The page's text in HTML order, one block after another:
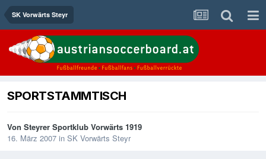
SK Vorwärts Steyr
SPORTSTAMMTISCH
Von Steyrer Sportklub Vorwärts 1919
16. März 2007 in SK Vorwärts Steyr